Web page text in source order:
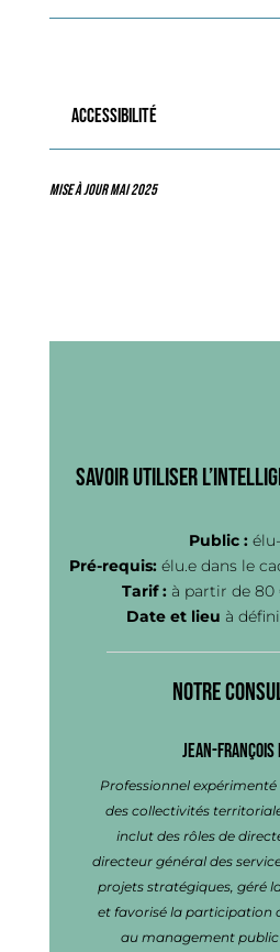
ACCESSIBILITÉ
Mise à jour mai 2025
Savoir utiliser
Public :
Pré-requis: élu.e dans le
Tarif :à partir de 80
Date et lieu à
Notre
Jean-François
Professionnel
des collectivités
inclut des rôles de
directeur général des
projets stratégiques, géré
et favorisé la participation
au management